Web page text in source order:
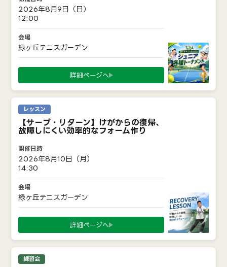
2026年8月9日（日）
12:00
緑ヶ丘テニスガーデン
詳細ページへ
レッスン
【サーブ・リターン】けがからの復帰、
故障しにくい効率的なフォーム作り
2026年8月10日（月）
14:30
緑ヶ丘テニスガーデン
詳細ページへ
練習会